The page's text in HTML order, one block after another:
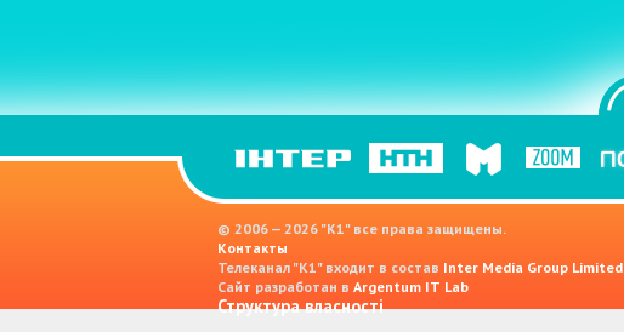
© 2006 — 2026 "K1" все права защищены.
Контакты
Телеканал "К1" входит в состав Inter Media Group Limited
Сайт разработан в Argentum IT Lab
Структура власності